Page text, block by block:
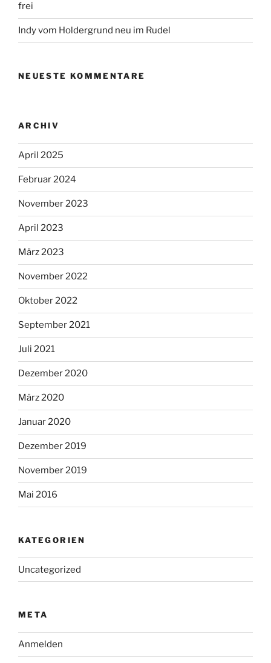
frei
Indy vom Holdergrund neu im Rudel
NEUESTE KOMMENTARE
ARCHIV
April 2025
Februar 2024
November 2023
April 2023
März 2023
November 2022
Oktober 2022
September 2021
Juli 2021
Dezember 2020
März 2020
Januar 2020
Dezember 2019
November 2019
Mai 2016
KATEGORIEN
Uncategorized
META
Anmelden